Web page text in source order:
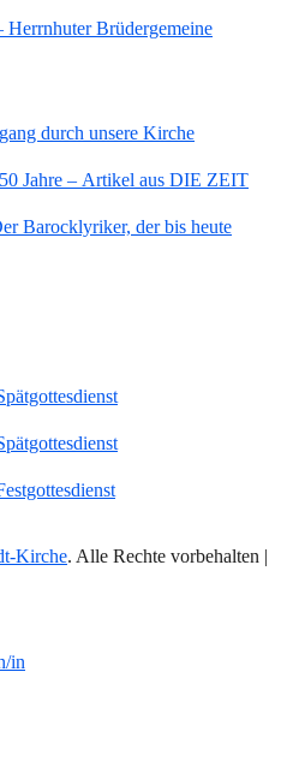
Brüdergemeine
durch unsere Kirche
Jahre – Artikel aus DIE ZEIT
Barocklyriker, der bis heute
Kirche. Alle Rechte vorbehalten |
in